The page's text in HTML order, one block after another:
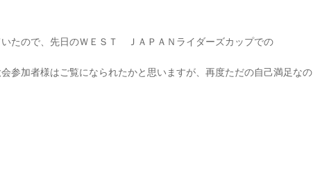
たので、先日のＷＥＳＴ ＪＡＰＡＮライダーズカップでの
参加者様はご覧になられたかと思いますが、再度ただの自己満足なの